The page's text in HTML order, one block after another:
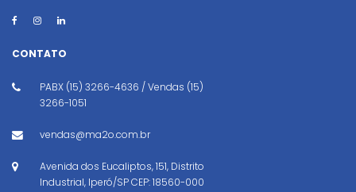
CONTATO
PABX (15) 3266-4636 / Vendas (15)
3266-1051
vendas@ma2o.com.br
Avenida dos Eucaliptos, 151, Distrito
Industrial, Iperó/SP CEP: 18560-000